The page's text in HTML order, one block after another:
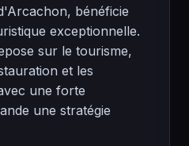
bénéficie
exceptionnelle.
sur le tourisme,
et les
une forte
une stratégie